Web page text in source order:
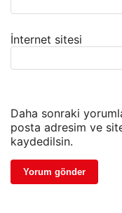
İnternet sitesi
Daha sonraki
posta adresim ve
kaydedilsin.